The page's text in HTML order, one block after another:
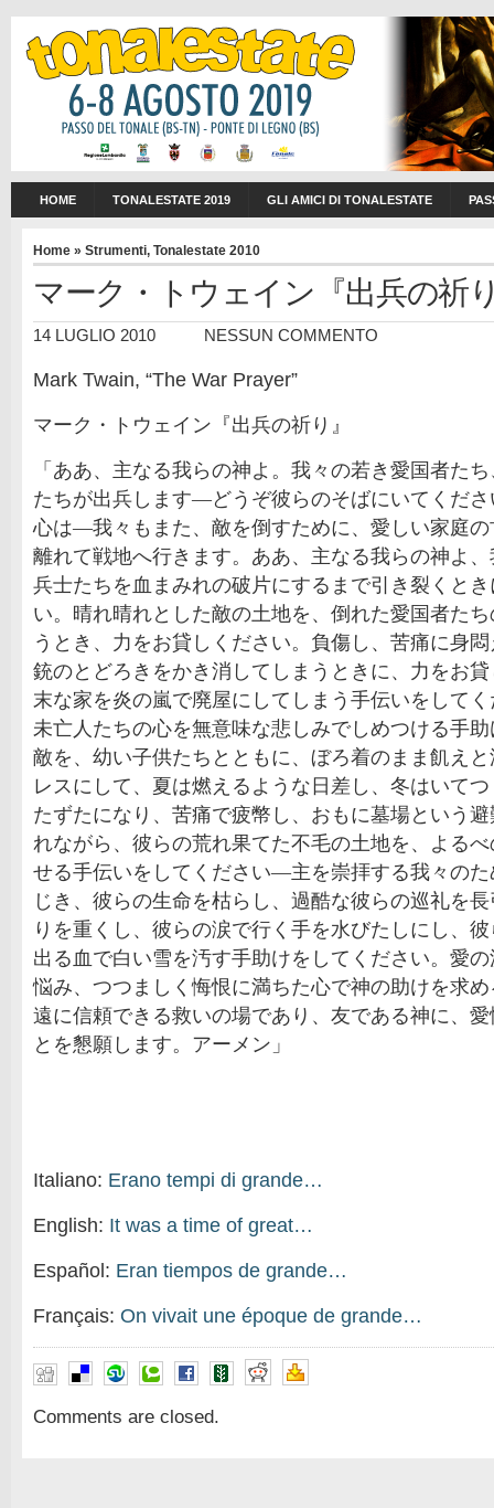
HOME TONALESTATE 2019 GLI AMICI DI TONALESTATE
Home » Strumenti, Tonalestate 2010
マーク・トウェイン『出兵の祈
14 LUGLIO 2010 NESSUN COMMENTO
Mark Twain, “The War Prayer”
マーク・トウェイン『出兵の祈り』
「ああ、主なる我らの神よ。我々の若き愛国者た
たちが出兵します―どうぞ彼らのそばにいてくだ
心は―我々もまた、敵を倒すために、愛しい家庭
離れて戦地へ行きます。ああ、主なる我らの神よ
兵士たちを血まみれの破片にするまで引き裂くと
い。晴れ晴れとした敵の土地を、倒れた愛国者た
うとき、力をお貸しください。負傷し、苦痛に身
銃のとどろきをかき消してしまうときに、力をお
末な家を炎の嵐で廃屋にしてしまう手伝いをして
未亡人たちの心を無意味な悲しみでしめつける手
敵を、幼い子供たちとともに、ぼろ着のまま飢え
レスにして、夏は燃えるような日差し、冬はいて
たずたになり、苦痛で疲幣し、おもに墓場という
れながら、彼らの荒れ果てた不毛の土地を、よる
せる手伝いをしてください―主を崇拝する我々の
じき、彼らの生命を枯らし、過酷な彼らの巡礼を
りを重くし、彼らの涙で行く手を水びたしにし、
出る血で白い雪を汚す手助けをしてください。愛
悩み、つつましく悔恨に満ちた心で神の助けを求
遠に信頼できる救いの場であり、友である神に、
とを懇願します。アーメン」
Italiano: Erano tempi di grande…
English: It was a time of great…
Español: Eran tiempos de grande…
Français: On vivait une époque de grande…
Comments are closed.